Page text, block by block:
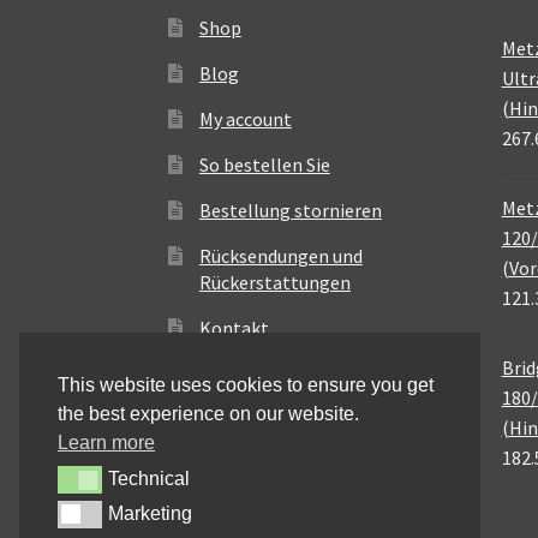
Shop
Blog
My account
So bestellen Sie
Bestellung stornieren
Rücksendungen und
Rückerstattungen
Kontakt
This website uses cookies to ensure you get
the best experience on our website.
Learn more
TechnicalTechnical
MarketingMarketing